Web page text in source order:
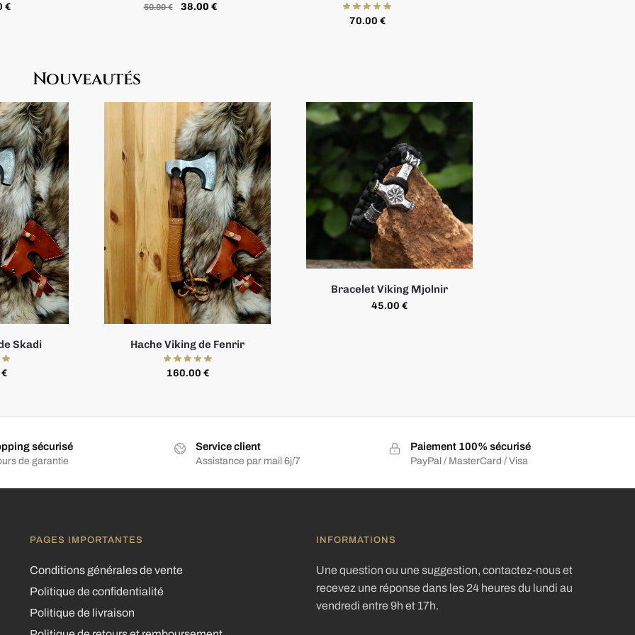
€ 50.00€ 38.00 €
70.00 €
Nouveautés
Skadi
€
Hache Viking de Fenrir
160.00 €
Bracelet Viking Mjolnir
45.00 €
sécurisé
de garantie
Service client
Assistance par mail 6j/7
Paiement 100% sécurisé
PayPal / MasterCard / Visa
PAGES IMPORTANTES
Conditions générales de vente
Politique de confidentialité
Politique de livraison
INFORMATIONS
Une question ou une suggestion, contactez-nous et
recevez une réponse dans les 24 heures du lundi au
vendredi entre 9h et 17h.